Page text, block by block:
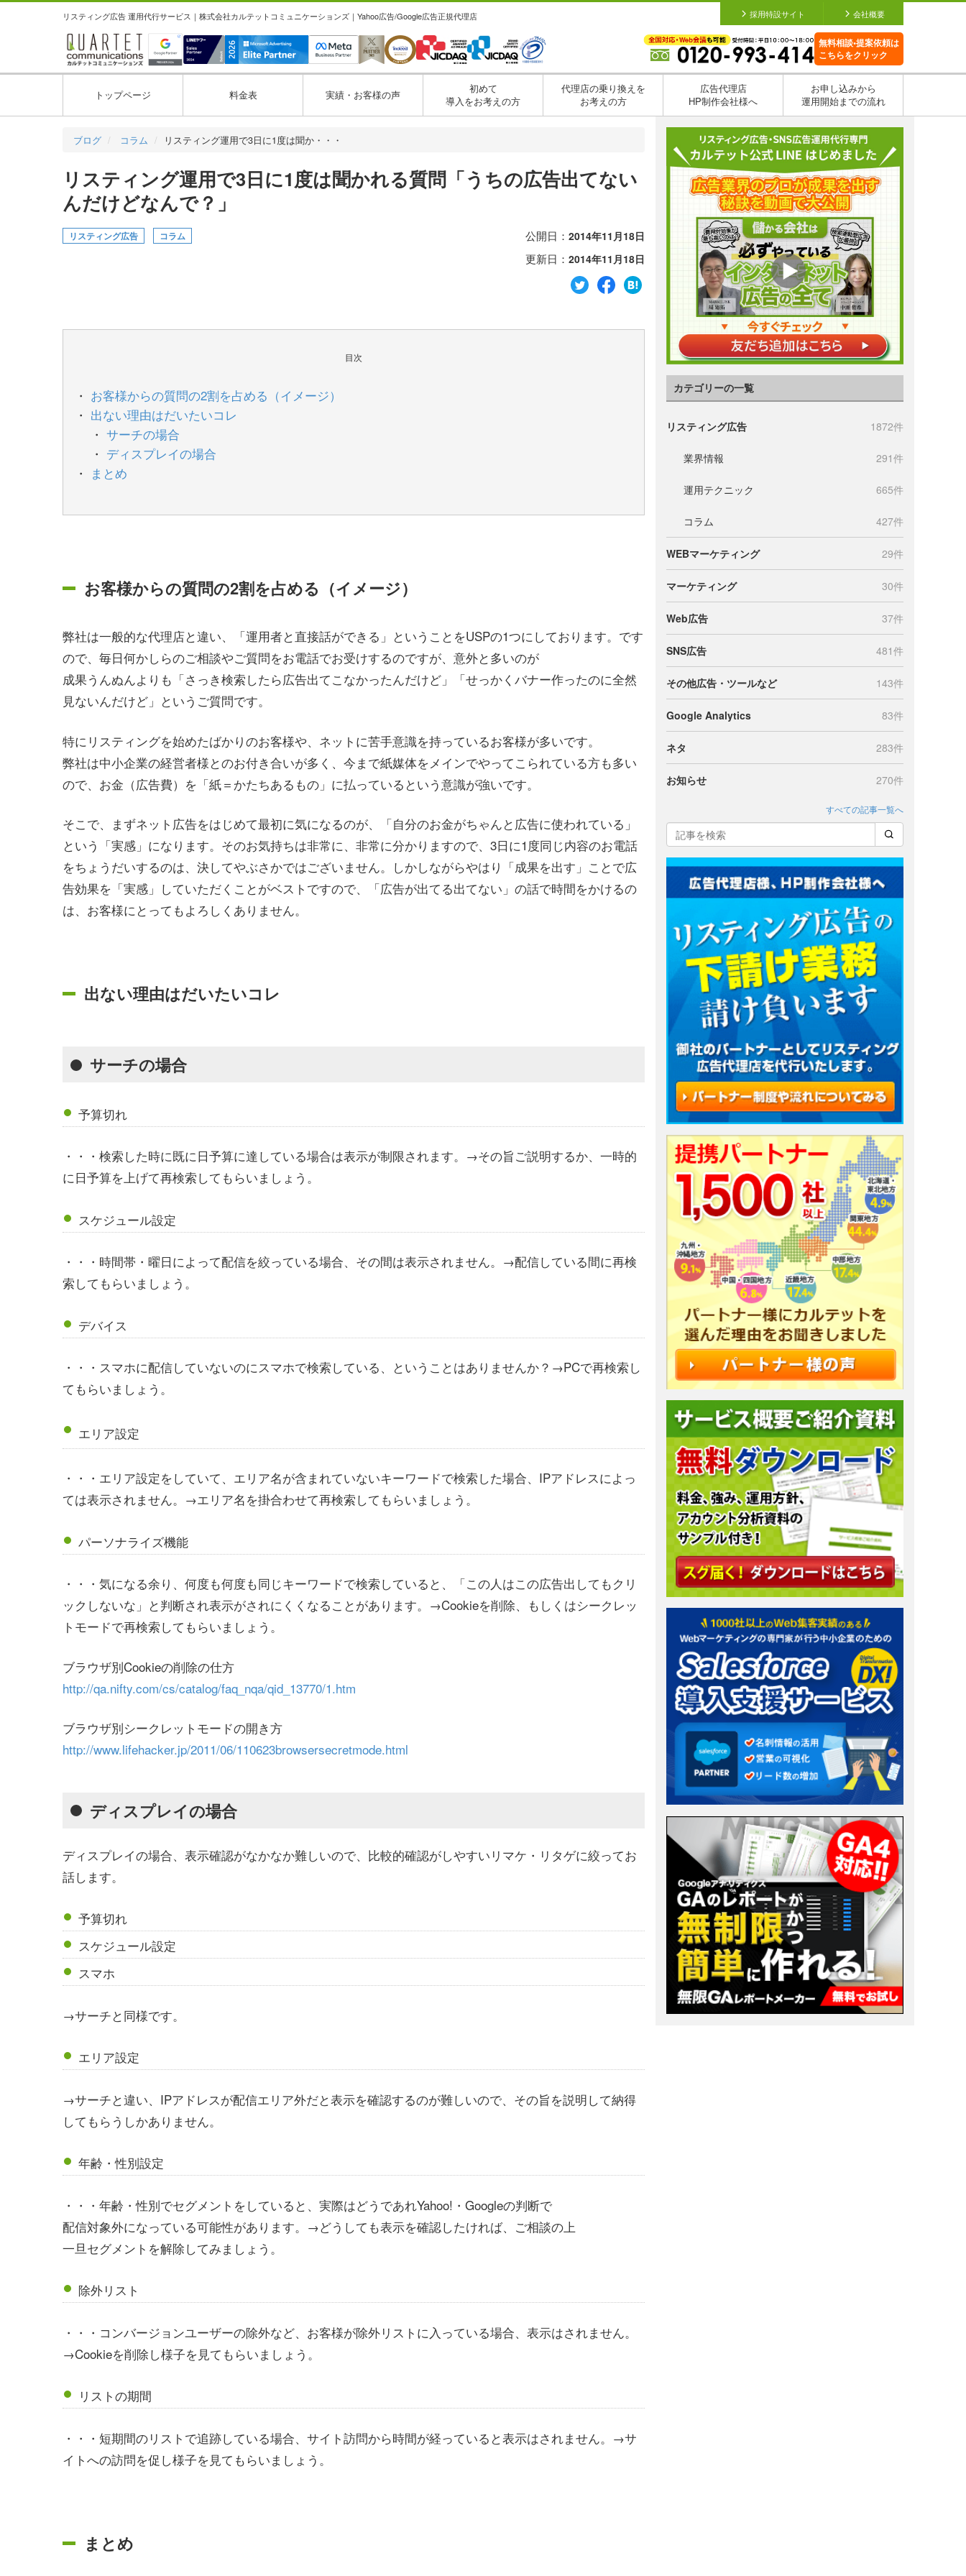
リスティング広告 運用代行サービス｜株式会社カルテットコミュニケーションズ｜Yahoo広告/Google広告正規代理店 採用特設サイト 会社概要
無料相談•提案依頼は
こちらをクリック
トップページ 料金表 実績・お客様の声
初めて
導入をお考えの方
代理店の乗り換えを
お考えの方
広告代理店
HP制作会社様へ
お申し込みから
運用開始までの流れ
ブログ コラム リスティング運用で3日に1度は聞か・・・
リスティング運用で3日に1度は聞かれる質問「うちの広告出てない
んだけどなんで？」
リスティング広告 コラム 公開日： 2014年11月18日
更新日： 2014年11月18日
目次
お客様からの質問の2割を占める（イメージ）
出ない理由はだいたいコレ
サーチの場合
ディスプレイの場合
まとめ
お客様からの質問の2割を占める（イメージ）
弊社は一般的な代理店と違い、「運用者と直接話ができる」ということをUSPの1つにしております。です
ので、毎日何かしらのご相談やご質問をお電話でお受けするのですが、意外と多いのが
成果うんぬんよりも「さっき検索したら広告出てこなかったんだけど」「せっかくバナー作ったのに全然
見ないんだけど」というご質問です。
特にリスティングを始めたばかりのお客様や、ネットに苦手意識を持っているお客様が多いです。
弊社は中小企業の経営者様とのお付き合いが多く、今まで紙媒体をメインでやってこられている方も多い
ので、お金（広告費）を「紙＝かたちあるもの」に払っているという意識が強いです。
そこで、まずネット広告をはじめて最初に気になるのが、「自分のお金がちゃんと広告に使われている」
という「実感」になります。そのお気持ちは非常に、非常に分かりますので、3日に1度同じ内容のお電話
をちょうだいするのは、決してやぶさかではございません。しかしながらやはり「成果を出す」ことで広
告効果を「実感」していただくことがベストですので、「広告が出てる出てない」の話で時間をかけるの
は、お客様にとってもよろしくありません。
出ない理由はだいたいコレ
サーチの場合
予算切れ
・・・検索した時に既に日予算に達している場合は表示が制限されます。→その旨ご説明するか、一時的
に日予算を上げて再検索してもらいましょう。
スケジュール設定
・・・時間帯・曜日によって配信を絞っている場合、その間は表示されません。→配信している間に再検
索してもらいましょう。
デバイス
・・・スマホに配信していないのにスマホで検索している、ということはありませんか？→PCで再検索し
てもらいましょう。
エリア設定
・・・エリア設定をしていて、エリア名が含まれていないキーワードで検索した場合、IPアドレスによっ
ては表示されません。→エリア名を掛合わせて再検索してもらいましょう。
パーソナライズ機能
・・・気になる余り、何度も何度も同じキーワードで検索していると、「この人はこの広告出してもクリ
ックしないな」と判断され表示がされにくくなることがあります。→Cookieを削除、もしくはシークレッ
トモードで再検索してもらいましょう。
ブラウザ別Cookieの削除の仕方
http://qa.nifty.com/cs/catalog/faq_nqa/qid_13770/1.htm
ブラウザ別シークレットモードの開き方
http://www.lifehacker.jp/2011/06/110623browsersecretmode.html
ディスプレイの場合
ディスプレイの場合、表示確認がなかなか難しいので、比較的確認がしやすいリマケ・リタゲに絞ってお
話します。
予算切れ
スケジュール設定
スマホ
→サーチと同様です。
エリア設定
→サーチと違い、IPアドレスが配信エリア外だと表示を確認するのが難しいので、その旨を説明して納得
してもらうしかありません。
年齢・性別設定
・・・年齢・性別でセグメントをしていると、実際はどうであれYahoo!・Googleの判断で
配信対象外になっている可能性があります。→どうしても表示を確認したければ、ご相談の上
一旦セグメントを解除してみましょう。
除外リスト
・・・コンバージョンユーザーの除外など、お客様が除外リストに入っている場合、表示はされません。
→Cookieを削除し様子を見てもらいましょう。
リストの期間
・・・短期間のリストで追跡している場合、サイト訪問から時間が経っていると表示はされません。→サ
イトへの訪問を促し様子を見てもらいましょう。
まとめ
カテゴリーの一覧
リスティング広告 1872件
業界情報 291件
運用テクニック 665件
コラム 427件
WEBマーケティング 29件
マーケティング 30件
Web広告 37件
SNS広告 481件
その他広告・ツールなど 143件
Google Analytics 83件
ネタ 283件
お知らせ 270件
すべての記事一覧へ